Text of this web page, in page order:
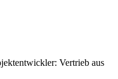
Vertrieb aus